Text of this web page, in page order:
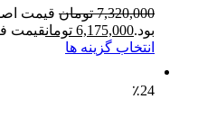
7,320,000 تومان
بود.6,175,000 تومانقیمت فعلی:
انتخاب گزینه ها
٪24